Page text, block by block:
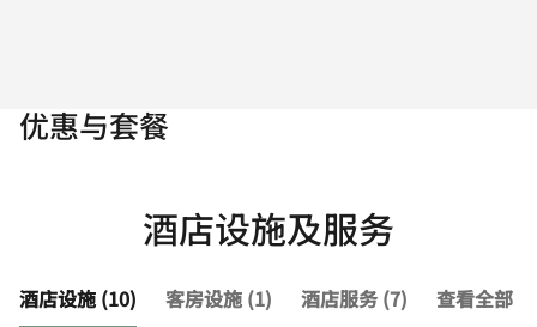
优惠与套餐
酒店设施及服务
酒店设施 (10) 客房设施 (1) 酒店服务 (7) 查看全部